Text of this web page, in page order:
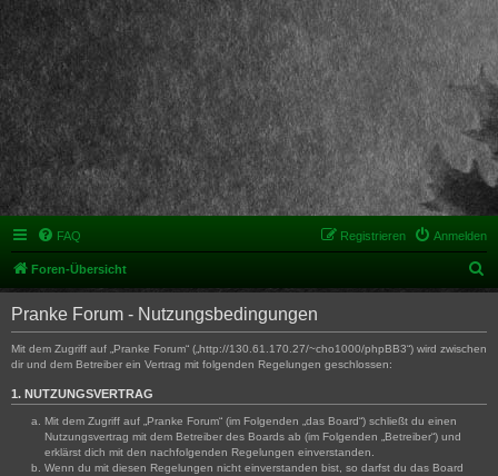
FAQ Anmelden
Registrieren
Foren-Übersicht
u
Pranke Forum - Nutzungsbedingungen
Mit dem Zugriff auf „Pranke Forum“ („http://130.61.170.27/~cho1000/phpBB3“) wird zwischen
dir und dem Betreiber ein Vertrag mit folgenden Regelungen geschlossen:
1. NUTZUNGSVERTRAG
Mit dem Zugriff auf „Pranke Forum“ (im Folgenden „das Board“) schließt du einen
Nutzungsvertrag mit dem Betreiber des Boards ab (im Folgenden „Betreiber“) und
erklärst dich mit den nachfolgenden Regelungen einverstanden.
Wenn du mit diesen Regelungen nicht einverstanden bist, so darfst du das Board